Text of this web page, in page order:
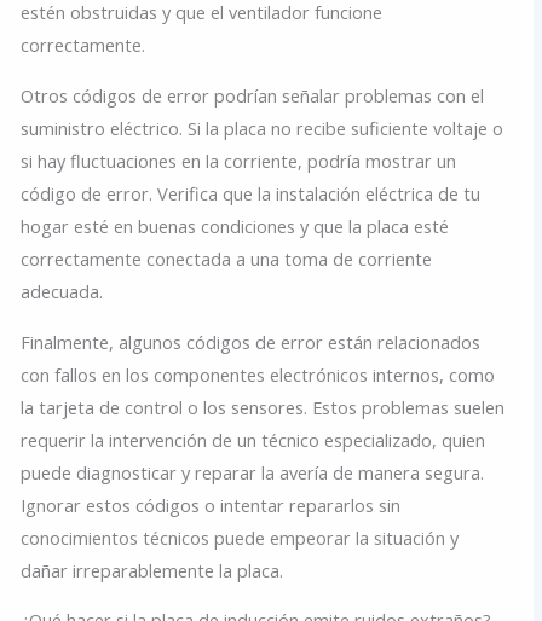
estén obstruidas y que el ventilador funcione
correctamente.
Otros códigos de error podrían señalar problemas con el
suministro eléctrico. Si la placa no recibe suficiente voltaje o
si hay fluctuaciones en la corriente, podría mostrar un
código de error. Verifica que la instalación eléctrica de tu
hogar esté en buenas condiciones y que la placa esté
correctamente conectada a una toma de corriente
adecuada.
Finalmente, algunos códigos de error están relacionados
con fallos en los componentes electrónicos internos, como
la tarjeta de control o los sensores. Estos problemas suelen
requerir la intervención de un técnico especializado, quien
puede diagnosticar y reparar la avería de manera segura.
Ignorar estos códigos o intentar repararlos sin
conocimientos técnicos puede empeorar la situación y
dañar irreparablemente la placa.